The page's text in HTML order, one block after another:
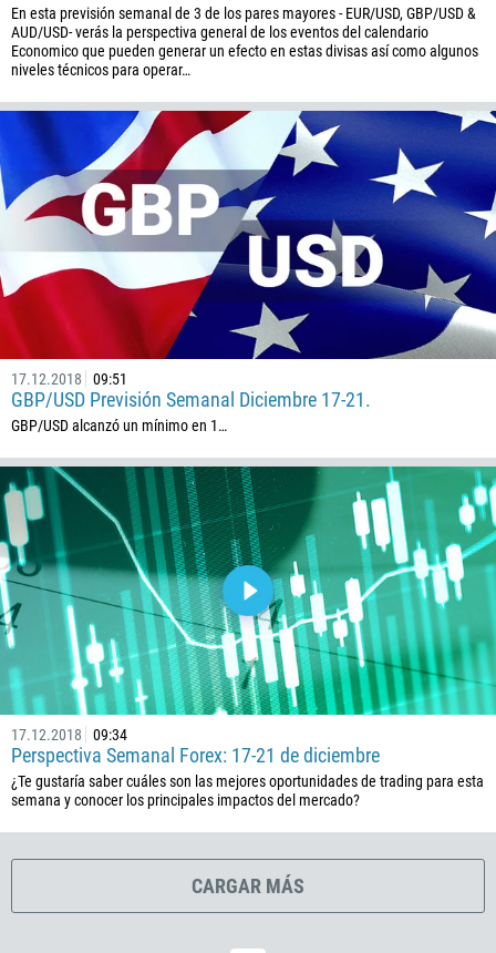
En esta previsión semanal de 3 de los pares mayores - EUR/USD, GBP/USD &
AUD/USD- verás la perspectiva general de los eventos del calendario
Economico que pueden generar un efecto en estas divisas así como algunos
niveles técnicos para operar…
17.12.2018 09:51
GBP/USD Previsión Semanal Diciembre 17-21.
GBP/USD alcanzó un mínimo en 1…
17.12.2018 09:34
Perspectiva Semanal Forex: 17-21 de diciembre
¿Te gustaría saber cuáles son las mejores oportunidades de trading para esta
semana y conocer los principales impactos del mercado?
CARGAR MÁS
238
1345
236
235
56
86
61
61
57
243
682
225
385
53
357
420
45
253
1767
1809
593
291